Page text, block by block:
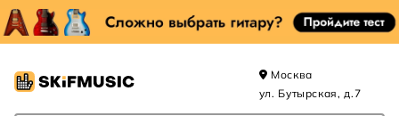
Москва
ул. Бутырская, д.7